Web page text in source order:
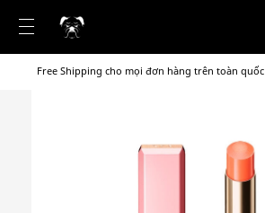
Free Shipping cho mọi đơn hàng trên toàn quốc